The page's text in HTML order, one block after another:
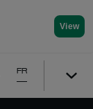
View
FR